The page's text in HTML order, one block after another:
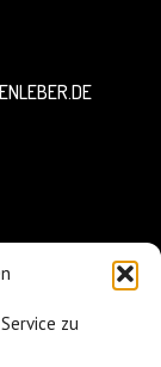
zu